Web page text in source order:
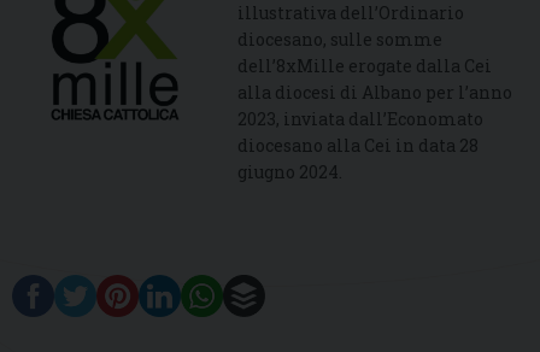
illustrativa dell’Ordinario
diocesano, sulle somme
dell’8xMille erogate dalla Cei
alla diocesi di Albano per l’anno
2023, inviata dall’Economato
diocesano alla Cei in data 28
giugno 2024.